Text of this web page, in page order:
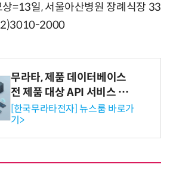
=13일, 서울아산병원 장례식장 33
2000
무라타, 제품 데이터베이스
전 제품 대상 API 서비스 제
공…73개 제품 카테고리로
확대
[한국무라타전자] 뉴스룸 바로가
기>